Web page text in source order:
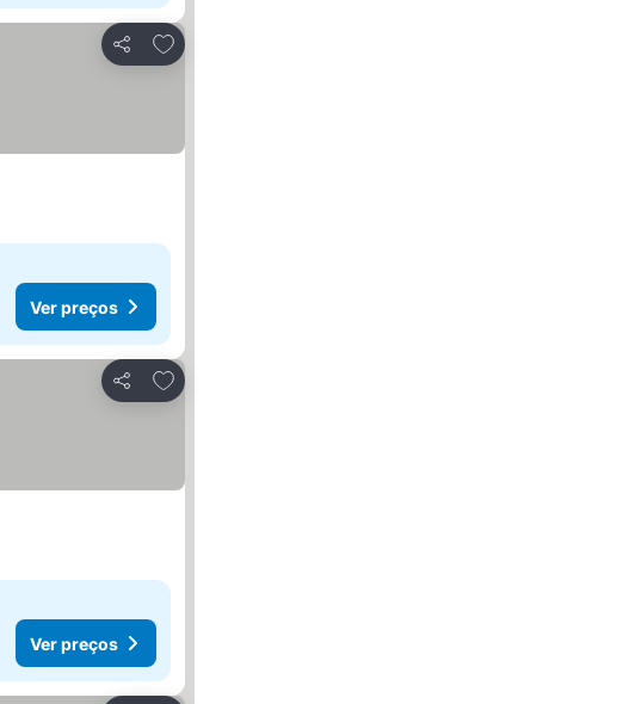
Partilhar
Adicionar aos favoritos
Ver preços
Partilhar
Adicionar aos favoritos
Ver preços